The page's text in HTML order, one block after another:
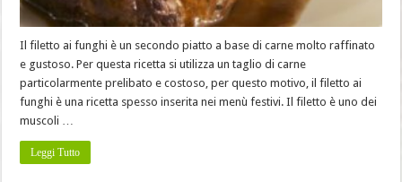
Il filetto ai funghi è un secondo piatto a base di carne molto raffinato
e gustoso. Per questa ricetta si utilizza un taglio di carne
particolarmente prelibato e costoso, per questo motivo, il filetto ai
funghi è una ricetta spesso inserita nei menù festivi. Il filetto è uno dei
muscoli …
Leggi Tutto